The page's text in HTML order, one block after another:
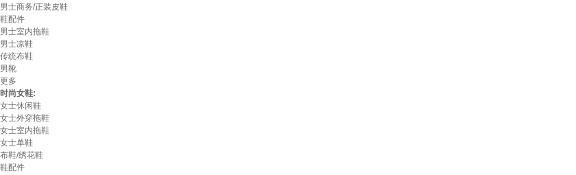
男士商务/正装皮鞋
鞋配件
男士室内拖鞋
男士凉鞋
传统布鞋
男靴
更多
时尚女鞋:
女士休闲鞋
女士外穿拖鞋
女士室内拖鞋
女士单鞋
布鞋/绣花鞋
鞋配件